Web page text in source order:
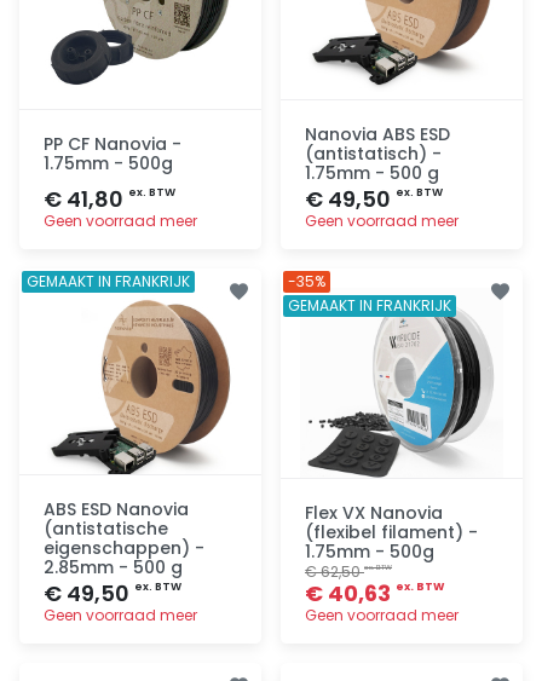
PP CF Nanovia -
1.75mm - 500g
€ 41,80 ex. BTW
Geen voorraad meer
Toevoegen
Nanovia ABS ESD
(antistatisch) -
1.75mm - 500 g
€ 49,50 ex. BTW
Geen voorraad meer
ABS ESD Nanovia
(antistatische
eigenschappen) -
2.85mm - 500 g
€ 49,50 ex. BTW
Geen voorraad meer
GEMAAKT IN FRANKRIJK
Flex VX Nanovia
(flexibel filament) -
1.75mm - 500g
€ 62,50ex. BTW
€ 40,63 ex. BTW
Geen voorraad meer
-35%
GEMAAKT IN FRANKRIJK